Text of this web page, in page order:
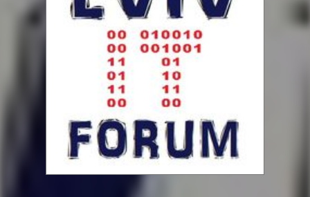
ПУБЛІКАЦІЇ